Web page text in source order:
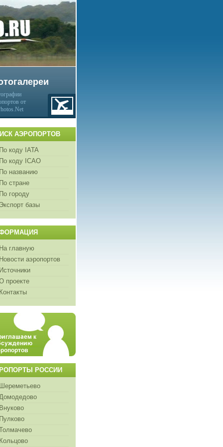
от
АЭРОПОРТОВ
По коду IATA
По коду ICAO
По названию
По стране
По городу
Экспорт базы
На главную
Новости аэропортов
Источники
проекте
Контакты
РОССИИ
Шереметьево
Внуково
Пулково
Кольцово